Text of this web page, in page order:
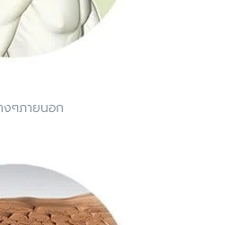
ๆภายนอก